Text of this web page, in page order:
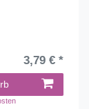
3,79 € *